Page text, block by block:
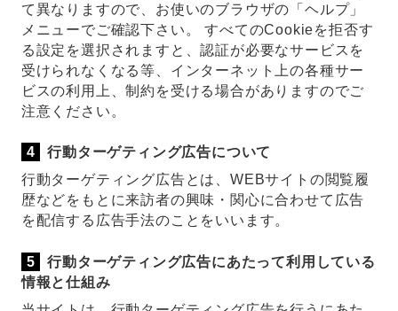
て異なりますので、お使いのブラウザの「ヘルプ」
メニューでご確認下さい。 すべてのCookieを拒否す
る設定を選択されますと、認証が必要なサービスを
受けられなくなる等、インターネット上の各種サー
ビスの利用上、制約を受ける場合がありますのでご
注意ください。
行動ターゲティング広告について
行動ターゲティング広告とは、WEBサイトの閲覧履
歴などをもとに来訪者の興味・関心に合わせて広告
を配信する広告手法のことをいいます。
行動ターゲティング広告にあたって利用している
情報と仕組み